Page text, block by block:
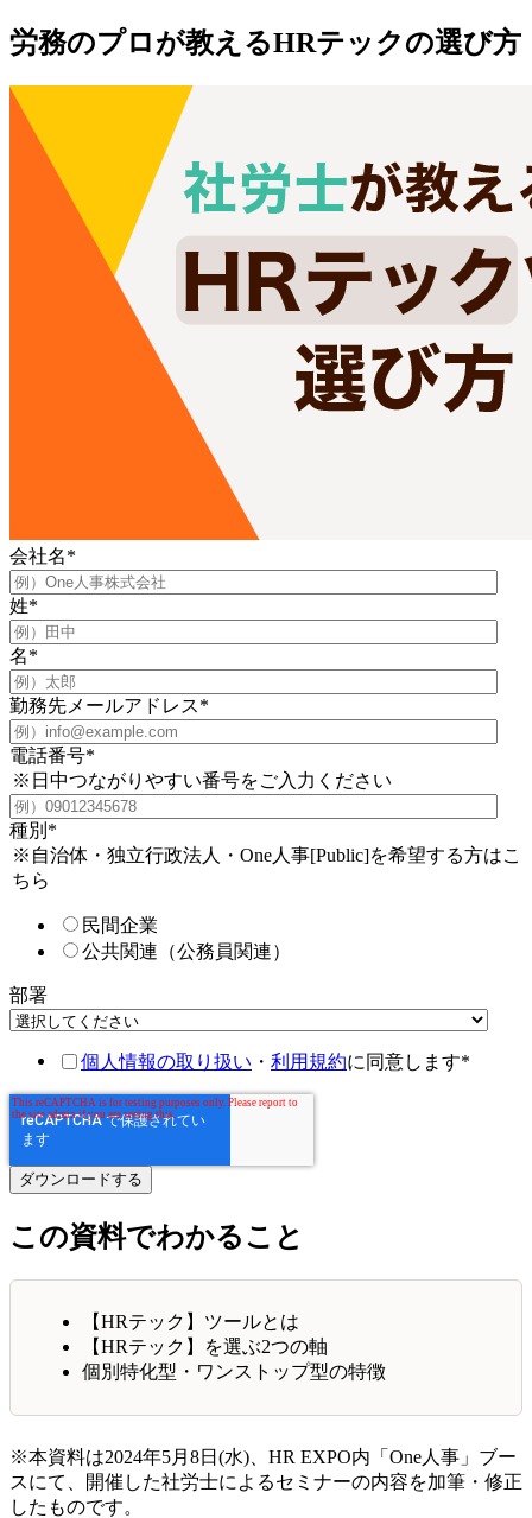
労務のプロが教えるHRテックの選び方
会社名*
姓*
名*
勤務先メールアドレス*
電話番号*
※日中つながりやすい番号をご入力ください
種別 *
※自治体・独立行政法人・One人事[Public]を希望する方はこ
ちら
民間企業
公共関連（公務員関連）
部署
個人情報の取り扱い ・ 利用規約に同意します*
この資料でわかること
【HRテック】ツールとは
【HRテック】を選ぶ2つの軸
個別特化型・ワンストップ型の特徴
※本資料は2024年5月8日(水)、HR EXPO内「One人事」ブー
スにて、開催した社労士によるセミナーの内容を加筆・修正
したものです。